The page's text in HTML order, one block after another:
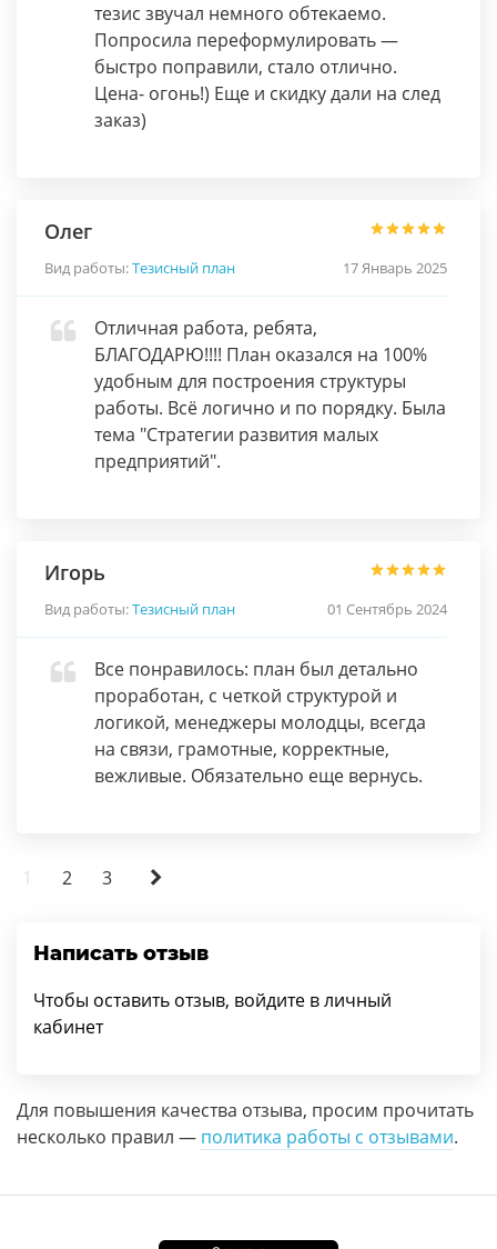
тезис звучал немного обтекаемо.
Попросила переформулировать —
быстро поправили, стало отлично.
Цена- огонь!) Еще и скидку дали на след
заказ)
Олег
Вид работы:Тезисный план 17 Январь 2025
Отличная работа, ребята,
БЛАГОДАРЮ!!!! План оказался на 100%
удобным для построения структуры
работы. Всё логично и по порядку. Была
тема "Стратегии развития малых
предприятий".
Игорь
Вид работы:Тезисный план 01 Сентябрь 2024
Все понравилось: план был детально
проработан, с четкой структурой и
логикой, менеджеры молодцы, всегда
на связи, грамотные, корректные,
вежливые. Обязательно еще вернусь.
1 2 3
Написать отзыв
Чтобы оставить отзыв, войдите в личный
кабинет
Для повышения качества отзыва, просим прочитать
несколько правил — политика работы с отзывами.